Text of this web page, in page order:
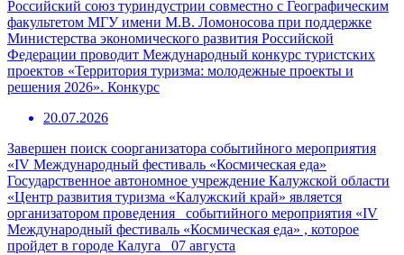
Российский союз туриндустрии совместно с Географическим
факультетом МГУ имени М.В. Ломоносова при поддержке
Министерства экономического развития Российской
Федерации проводит Международный конкурс туристских
проектов «Территория туризма: молодежные проекты и
решения 2026». Конкурс
20.07.2026
Завершен поиск соорганизатора событийного мероприятия
«IV Международный фестиваль «Космическая еда»
Государственное автономное учреждение Калужской области
«Центр развития туризма «Калужский край» является
организатором проведения событийного мероприятия «IV
Международный фестиваль «Космическая еда» , которое
пройдет в городе Калуга 07 августа